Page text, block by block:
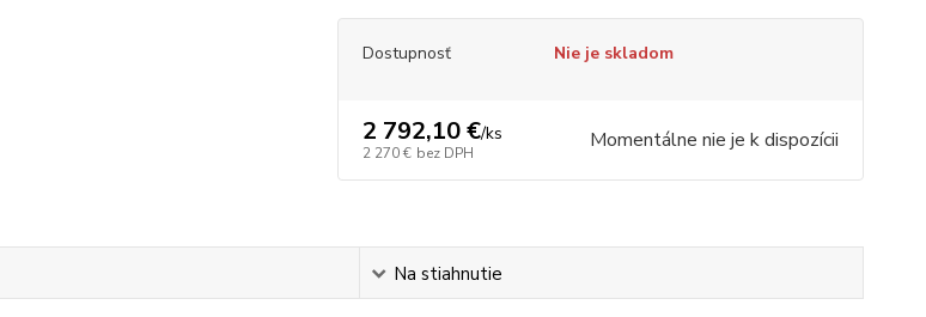
Dostupnosť Nie je skladom
2 792,10 €/ks
2 270 € bez DPH Momentálne nie je k dispozícii
Na stiahnutie